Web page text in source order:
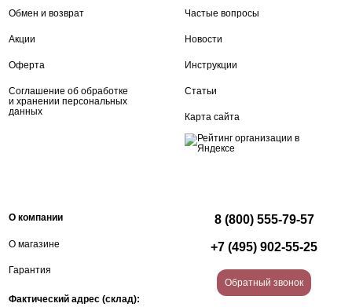
Обмен и возврат
Акции
Оферта
Соглашение об обработке
и хранении персональных
данных
Частые вопросы
Новости
Инструкции
Статьи
Карта сайта
О компании
О магазине
Гарантия
Фактический адрес (склад):
8 (800) 555-79-57
+7 (495) 902-55-25
Обратный звонок